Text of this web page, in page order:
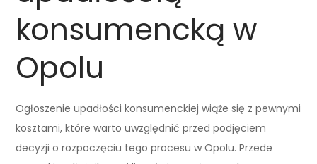
konsumencką w
Opolu
Ogłoszenie upadłości konsumenckiej wiąże się z pewnymi
kosztami, które warto uwzględnić przed podjęciem
decyzji o rozpoczęciu tego procesu w Opolu. Przede